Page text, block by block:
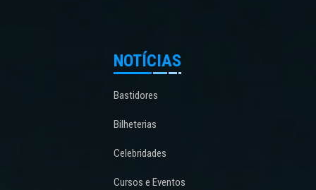
NOTÍCIAS
Bastidores
Bilheterias
Celebridades
Cursos e Eventos